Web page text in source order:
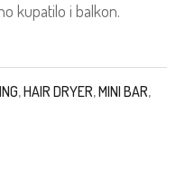
kupatilo i balkon.
,HAIR DRYER,MINI BAR,